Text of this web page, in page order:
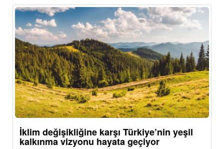
İklim değişikliğine karşı Türkiye’nin yeşil
kalkınma vizyonu hayata geçiyor